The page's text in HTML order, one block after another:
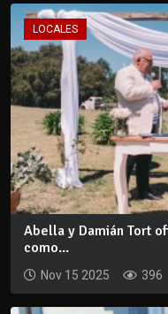
LOCALES
Abella y Damián Tort
como...
Nov 15 2025 396